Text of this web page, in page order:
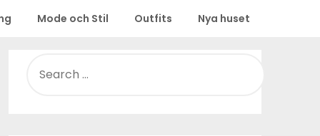
Mode och Stil Outfits Nya huset
FOR: